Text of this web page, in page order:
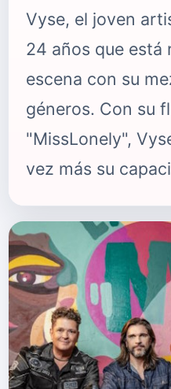
Vyse, el joven
24 años que está
escena con su
géneros. Con su
"MissLonely",
vez más su
contemporáneo,
como un
actual. Vyse,
refleja su visión
audaz, ha estado
en el mundo